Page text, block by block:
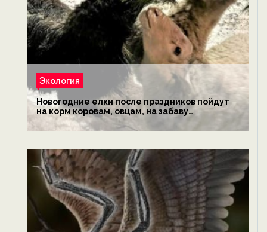
Экология
Новогодние елки после праздников пойдут
на корм коровам, овцам, на забаву
обезьянам, львам и леопардам — новости
экологии на ECOportal